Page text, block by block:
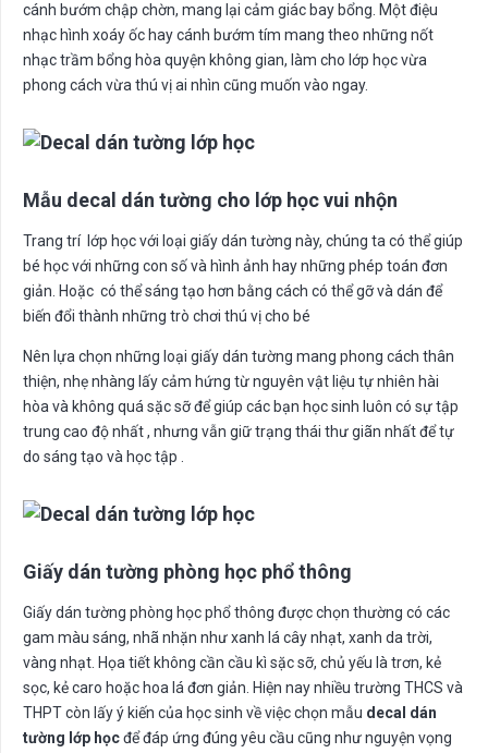
cánh bướm chập chờn, mang lại cảm giác bay bổng. Một điệu
nhạc hình xoáy ốc hay cánh bướm tím mang theo những nốt
nhạc trầm bổng hòa quyện không gian, làm cho lớp học vừa
phong cách vừa thú vị ai nhìn cũng muốn vào ngay.
Mẫu decal dán tường cho lớp học vui nhộn
Trang trí lớp học với loại giấy dán tường này, chúng ta có thể giúp
bé học với những con số và hình ảnh hay những phép toán đơn
giản. Hoặc có thể sáng tạo hơn bằng cách có thể gỡ và dán để
biến đổi thành những trò chơi thú vị cho bé
Nên lựa chọn những loại giấy dán tường mang phong cách thân
thiện, nhẹ nhàng lấy cảm hứng từ nguyên vật liệu tự nhiên hài
hòa và không quá sặc sỡ để giúp các bạn học sinh luôn có sự tập
trung cao độ nhất , nhưng vẫn giữ trạng thái thư giãn nhất để tự
do sáng tạo và học tập .
Giấy dán tường phòng học phổ thông
Giấy dán tường phòng học phổ thông được chọn thường có các
gam màu sáng, nhã nhặn như xanh lá cây nhạt, xanh da trời,
vàng nhạt. Họa tiết không cần cầu kì sặc sỡ, chủ yếu là trơn, kẻ
sọc, kẻ caro hoặc hoa lá đơn giản. Hiện nay nhiều trường THCS và
THPT còn lấy ý kiến của học sinh về việc chọn mẫu decal dán
tường lớp họcđể đáp ứng đúng yêu cầu cũng như nguyện vọng